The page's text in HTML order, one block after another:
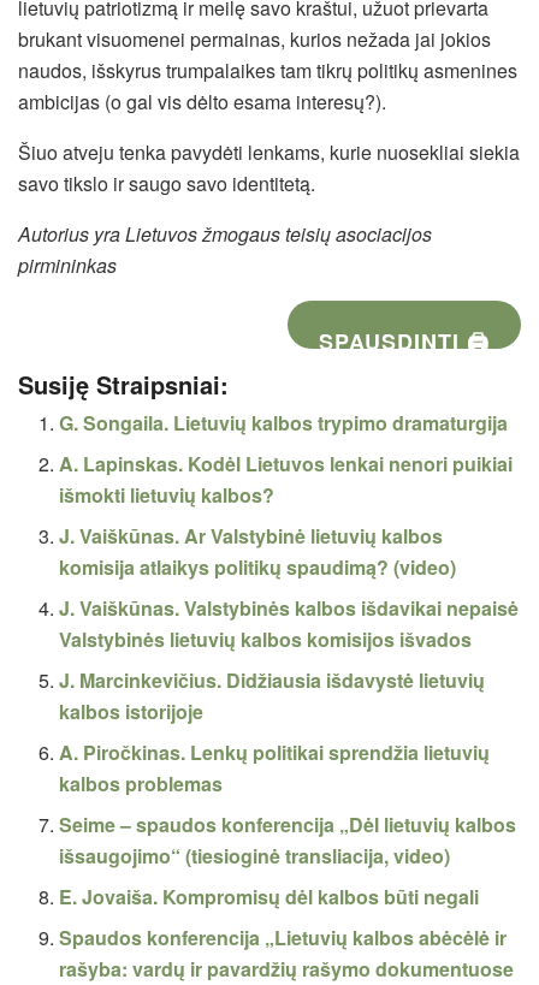
lietuvių patriotizmą ir meilę savo kraštui, užuot prievarta
brukant visuomenei permainas, kurios nežada jai jokios
naudos, išskyrus trumpalaikes tam tikrų politikų asmenines
ambicijas (o gal vis dėlto esama interesų?).
Šiuo atveju tenka pavydėti lenkams, kurie nuosekliai siekia
savo tikslo ir saugo savo identitetą.
Autorius yra Lietuvos žmogaus teisių asociacijos
pirmininkas
SPAUSDINTI 🖨
Susiję Straipsniai:
G. Songaila. Lietuvių kalbos trypimo dramaturgija
A. Lapinskas. Kodėl Lietuvos lenkai nenori puikiai
išmokti lietuvių kalbos?
J. Vaiškūnas. Ar Valstybinė lietuvių kalbos
komisija atlaikys politikų spaudimą? (video)
J. Vaiškūnas. Valstybinės kalbos išdavikai nepaisė
Valstybinės lietuvių kalbos komisijos išvados
J. Marcinkevičius. Didžiausia išdavystė lietuvių
kalbos istorijoje
A. Piročkinas. Lenkų politikai sprendžia lietuvių
kalbos problemas
Seime – spaudos konferencija „Dėl lietuvių kalbos
išsaugojimo“ (tiesioginė transliacija, video)
E. Jovaiša. Kompromisų dėl kalbos būti negali
Spaudos konferencija „Lietuvių kalbos abėcėlė ir
rašyba: vardų ir pavardžių rašymo dokumentuose